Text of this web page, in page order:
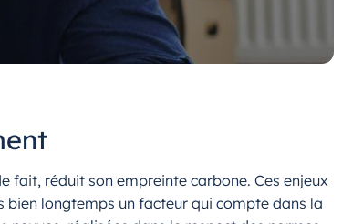
fait, réduit son empreinte carbone. Ces enjeux
bien longtemps un facteur qui compte dans la